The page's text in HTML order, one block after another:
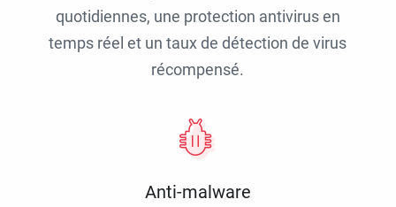
quotidiennes, une protection antivirus en
temps réel et un taux de détection de virus
récompensé.
Anti-malware